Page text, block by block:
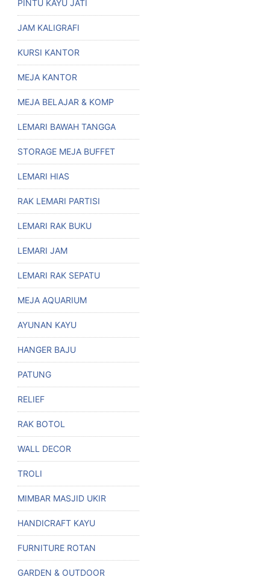
PINTU KAYU JATI
JAM KALIGRAFI
KURSI KANTOR
MEJA KANTOR
MEJA BELAJAR & KOMP
LEMARI BAWAH TANGGA
STORAGE MEJA BUFFET
LEMARI HIAS
RAK LEMARI PARTISI
LEMARI RAK BUKU
LEMARI JAM
LEMARI RAK SEPATU
MEJA AQUARIUM
AYUNAN KAYU
HANGER BAJU
PATUNG
RELIEF
RAK BOTOL
WALL DECOR
TROLI
MIMBAR MASJID UKIR
HANDICRAFT KAYU
FURNITURE ROTAN
GARDEN & OUTDOOR